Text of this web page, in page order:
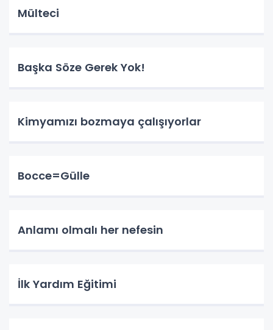
Mülteci
Başka Söze Gerek Yok!
Kimyamızı bozmaya çalışıyorlar
Bocce=Gülle
Anlamı olmalı her nefesin
İlk Yardım Eğitimi